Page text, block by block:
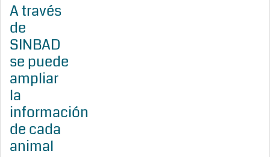
A través
de
SINBAD
se puede
ampliar
la
información
de cada
animal